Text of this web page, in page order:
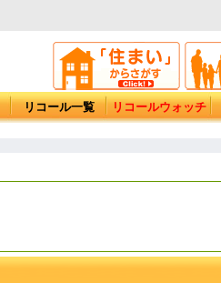
リコール一覧 リコールウォッチ